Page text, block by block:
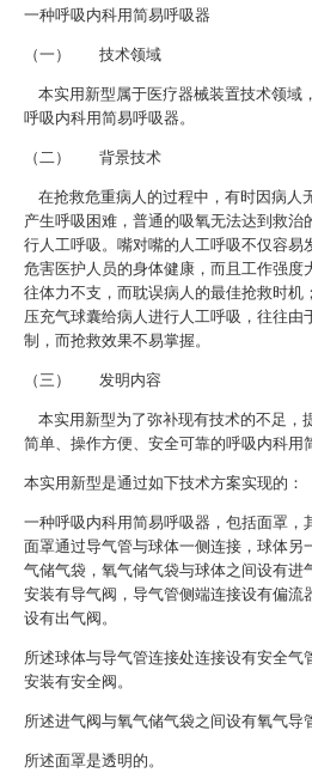
一种呼吸内科用简易呼吸器
（一） 技术领域
本实用新型属于医疗器械装置技术领域
呼吸内科用简易呼吸器。
（二） 背景技术
在抢救危重病人的过程中，有时因病人
产生呼吸困难，普通的吸氧无法达到救治
行人工呼吸。嘴对嘴的人工呼吸不仅容易
危害医护人员的身体健康，而且工作强度
往体力不支，而耽误病人的最佳抢救时机
压充气球囊给病人进行人工呼吸，往往由
制，而抢救效果不易掌握。
（三） 发明内容
本实用新型为了弥补现有技术的不足，
简单、操作方便、安全可靠的呼吸内科用
本实用新型是通过如下技术方案实现的：
一种呼吸内科用简易呼吸器，包括面罩，
面罩通过导气管与球体一侧连接，球体另
气储气袋，氧气储气袋与球体之间设有进
安装有导气阀，导气管侧端连接设有偏流
设有出气阀。
所述球体与导气管连接处连接设有安全气
安装有安全阀。
所述进气阀与氧气储气袋之间设有氧气导
所述面罩是透明的。